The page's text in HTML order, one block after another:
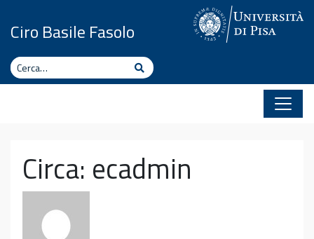
Ciro Basile Fasolo
Cerca Cerca
Circa: ecadmin